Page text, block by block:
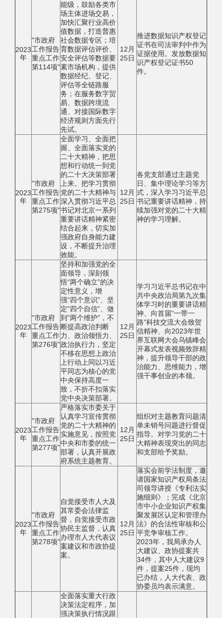
2023
年
"市政府
工作报告
重点工作
第114项"
能级，鼓励各类市
场主体进场交易，
加快汇聚行业高价
值数据，打造普惠
社会数据专区；培
育数据评估评价、
安全评估等数据要
素市场机构，提供
数据经纪、登记、
评估等全链路服
务；在服务数字贸
易、数据跨境流
通、对接国际数字
经济规则方面先行
先试。
12月
25日
推进数据知识产权登记
证书在司法审判中作为
证据使用。发放数据知
识产权登记证书50
件。
2023
年
"市政府
工作报告
重点工作
第275项"
全面学习、全面把
握、全面落实党的
二十大精神，把思
想和行动统一到党
的二十大决策部署
上来。把学习贯彻
党的二十大精神与
深入贯彻习近平总
书记对北京一系列
重要讲话精神紧密
结合起来，切实加
强政府自身能力建
设，不断提升治理
效能。
12月
25日
各党支部通过主题党
日、集中理论学习等方
式，深入学习习近平总
书记重要讲话精神，持
续加强对党的二十大精
神的学习理解。
2023
年
"市政府
工作报告
重点工作
第276项"
坚持和加强党的全
面领导，深刻领
悟“两个确立”的决
定性意义，增
强“四个意识”、坚
定“四个自信”、做
到“两个维护”，不
断提高政治判断
力、政治领悟力、
政治执行力，坚定
不移在思想上政治
上行动上同以习近
平同志为核心的党
中央保持高度一
致，不折不扣落实
党中央决策部署。
12月
25日
学习习近平总书记在中
共中央政治局第九次集
体学习时的重要讲话精
神、向首届“一带一
路”科技交流大会致贺
信精神、向2023年世
界互联网大会乌镇峰会
开幕式发表视频致辞精
神，提升领导干部的政
治能力、思维能力，增
强干事创业的本领。
2023
年
"市政府
工作报告
重点工作
第277项"
严格落实市委关于
认真学习宣传贯彻
党的二十大精神的
实施意见，按照党
中央和市委的统一
部署，认真开展政
府系统主题教育。
12月
25日
组织对主题教育问题清
单未销号问题进行督促
指导。对学习党的二十
大精神表现突出的同志
和支部给予奖励。
2023
年
"市政府
工作报告
重点工作
第278项"
自觉接受市人大及
其常委会法律监
督，自觉接受市政
协民主监督，认真
办理市人大代表议
案建议和市政协提
案。
12月
25日
落实会前学法制度，邀
请国家知识产权局条法
司领导讲授《专利法实
施细则》；完成《北京
市中小企业知识产权集
聚发展区认定和管理办
法》的合法性审核和公
平竞争审核工作。
2023年，我局承办人
大建议、政协提案共
34件，其中人大建议9
件，提案25件，现均
已办结，人大代表、政
协委员均表示满意。
全面落实重大行政
决策法定程序，加
强决策执行情况跟